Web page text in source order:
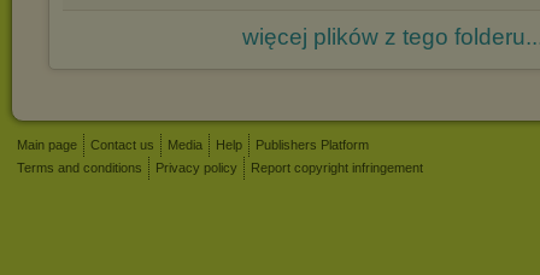
więcej plików z tego
Main page Contact us Media Help
Publishers Platform
Terms and conditions
Privacy policy Report copyright infringement